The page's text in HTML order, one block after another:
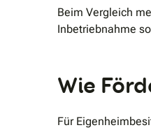
Beim Vergleich
Inbetriebnahme
Wie
Für